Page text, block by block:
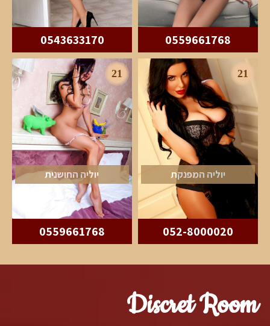
0559661768
0543633170
21
יוליה המפנקת
052-8000020
21
יוליה החושנית
0559661768
Discret Room